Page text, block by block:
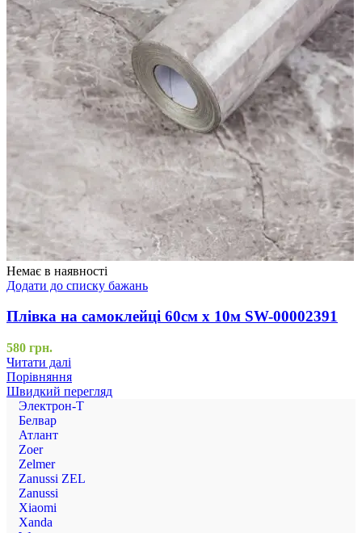
Немає в наявності
Додати до списку бажань
Плівка на самоклейці 60см х 10м SW-00002391
580 грн.
Читати далі
Порівняння
Швидкий перегляд
Электрон-Т
Белвар
Атлант
Zoer
Zelmer
Zanussi ZEL
Zanussi
Xiaomi
Xanda